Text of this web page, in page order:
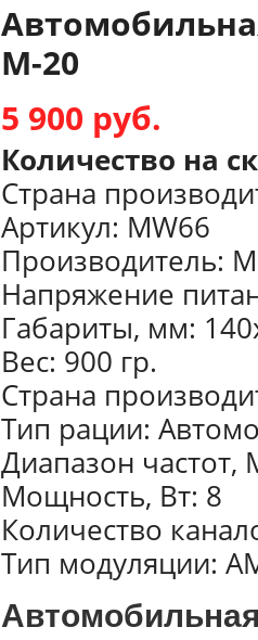
M-20
5 900 руб.
Количество на
Страна
Артикул: MW66
Производитель:
Напряжение
Габариты, мм:
Вес: 900 гр.
Страна
Тип рации:
Диапазон частот,
Мощность, Вт: 8
Количество
Тип модуляции: